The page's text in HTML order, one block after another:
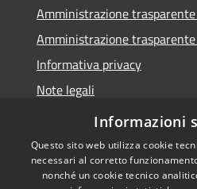
Amministrazione
Amministrazione
Informativa privacy
Note legali
Dichiarazione di accessibilità
Informazioni
Questo sito web utilizza cookie
necessari al corretto
nonché un cookie tecnico